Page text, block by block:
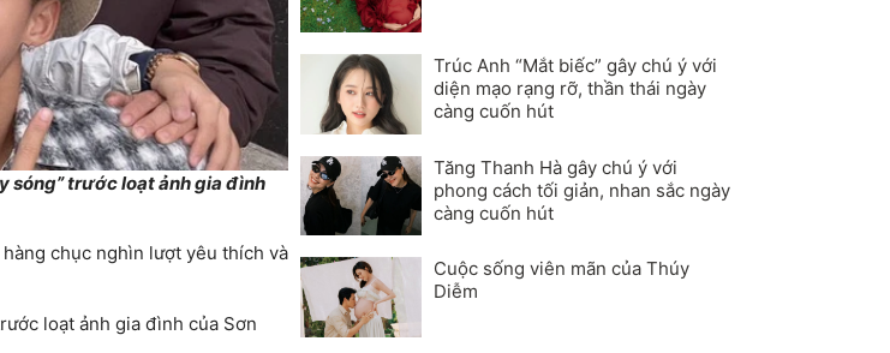
sóng” trước loạt ảnh gia đình
chục nghìn lượt yêu thích và
Trúc Anh “Mắt biếc” gây chú ý với
diện mạo rạng rỡ, thần thái ngày
càng cuốn hút
Tăng Thanh Hà gây chú ý với
phong cách tối giản, nhan sắc ngày
càng cuốn hút
Cuộc sống viên mãn của Thúy
Diễm